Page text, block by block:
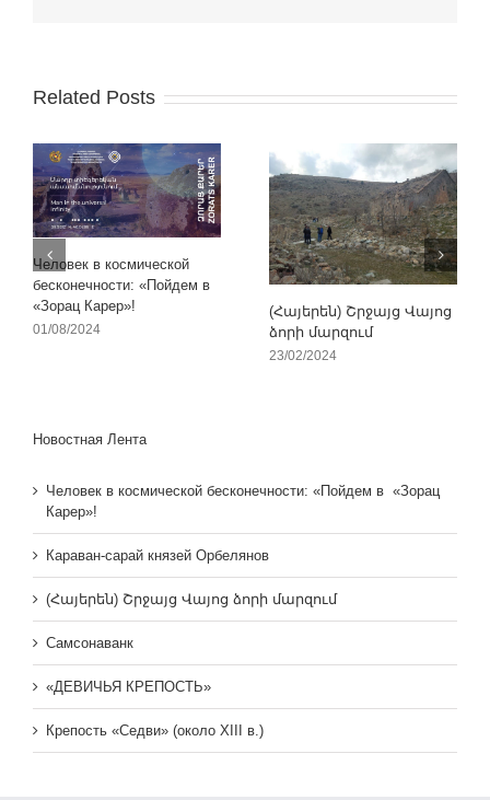
Related Posts
Человек в космической
бесконечности: «Пойдем в
«Зорац Карер»!
01/08/2024
(Հայերեն) Շրջայց Վայոց
ձորի մարզում
23/02/2024
Новостная Лента
Человек в космической бесконечности: «Пойдем в «Зорац
Карер»!
Караван-сарай князей Орбелянов
(Հայերեն) Շրջայց Վայոց ձորի մարզում
Самсонаванк
«ДЕВИЧЬЯ КРЕПОСТЬ»
Крепость «Седви» (около XIII в.)